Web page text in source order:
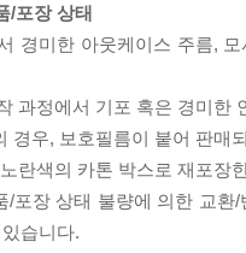
/포장 상태
경미한 아웃케이스 주름,
과정에서 기포 혹은 경미한
경우, 보호필름이 붙어 판매
란색의 카톤 박스로 재포장
/포장 상태 불량에 의한 교
습니다.